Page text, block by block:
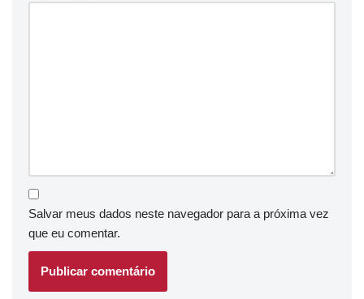
Salvar meus dados neste navegador para a próxima vez
que eu comentar.